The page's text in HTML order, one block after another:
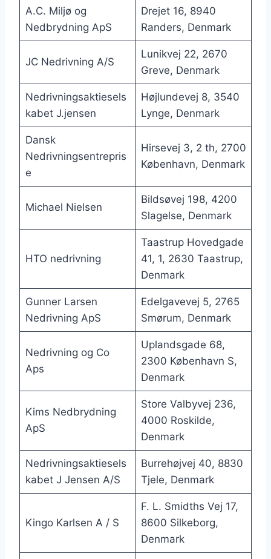
A.C. Miljø og
Nedbrydning ApS
Drejet 16, 8940
Randers, Denmark
JC Nedrivning A/S
Lunikvej 22, 2670
Greve, Denmark
Nedrivningsaktiesels
kabet J.jensen
Højlundevej 8, 3540
Lynge, Denmark
Dansk
Nedrivningsentrepris
e
Hirsevej 3, 2 th, 2700
København, Denmark
Michael Nielsen
Bildsøvej 198, 4200
Slagelse, Denmark
HTO nedrivning
Taastrup Hovedgade
41, 1, 2630 Taastrup,
Denmark
Gunner Larsen
Nedrivning ApS
Edelgavevej 5, 2765
Smørum, Denmark
Nedrivning og Co
Aps
Uplandsgade 68,
2300 København S,
Denmark
Kims Nedbrydning
ApS
Store Valbyvej 236,
4000 Roskilde,
Denmark
Nedrivningsaktiesels
kabet J Jensen A/S
Burrehøjvej 40, 8830
Tjele, Denmark
Kingo Karlsen A / S
F. L. Smidths Vej 17,
8600 Silkeborg,
Denmark